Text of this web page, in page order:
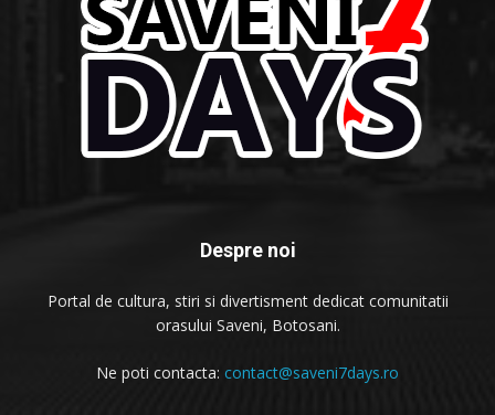
Despre noi
Portal de cultura, stiri si divertisment dedicat comunitatii
orasului Saveni, Botosani.
Ne poti contacta: contact@saveni7days.ro